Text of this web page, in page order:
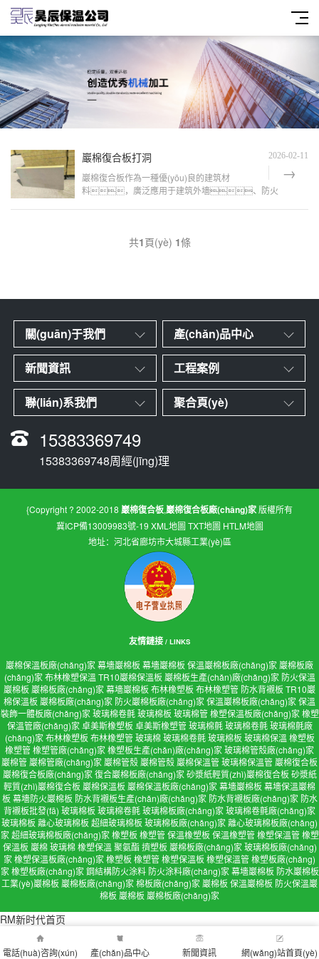
巖棉復合板打洞 2026-02-11
巖棉復合板作為一種優(yōu)良的建筑材
料，廣泛應用于建筑外墻、防火
共1頁(yè) 1條
關(guān)于我們 產(chǎn)品中心
新聞資訊 工程案例
聯(lián)系我們 聚合頁(yè)
15383369749
15383369748周經(jīng)理
{Copyright ? 2002-2018 巖棉復合板,巖棉復合板廠(chǎng)家版權所有
冀ICP備13009983號-19 XML地圖 TXT地圖 HTLM地圖
地址：河北省廊坊市大城縣工業(yè)區
友情鏈接 / LINKS
巖棉保溫板廠(chǎng)家幕墻巖棉板 幕墻巖棉板 保溫巖棉板廠(chǎng)家巖棉板廠
(chǎng)家 布林橡塑保溫 TR10巖棉保溫板 巖棉板生產(chǎn)廠(chǎng)家 防火保溫
巖棉板 巖棉板廠(chǎng)家幕墻巖棉板 布林橡塑板 布林橡塑管 防水背襯板 TR10巖
棉保溫板 巖棉板廠(chǎng)家 防火巖棉板廠(chǎng)家保溫巖棉板廠(chǎng)家保溫
裝飾一體板廠(chǎng)家 玻璃棉卷氈 玻璃棉板 玻璃棉管 橡塑保溫板廠(chǎng)家 橡塑
保溫管廠(chǎng)家 卓美斯橡塑板 卓美斯橡塑管 玻璃棉氈 玻璃棉卷氈 玻璃棉氈廠
(chǎng)家 布林橡塑板 布林橡塑管 玻璃棉 玻璃棉卷氈 玻璃棉板 玻璃棉保溫 橡塑板
橡塑管橡塑管廠(chǎng)家橡塑板生產(chǎn)廠(chǎng)家玻璃棉管殼廠(chǎng)家
巖棉管巖棉管廠(chǎng)家巖棉管殼巖棉管殼巖棉保溫管玻璃棉保溫管巖棉復合板
巖棉復合板廠(chǎng)家 復合巖棉板廠(chǎng)家 砂漿紙輕質(zhì)巖棉復合板 砂漿紙
輕質(zhì)巖棉復合板 巖棉保溫板 巖棉保溫板廠(chǎng)家幕墻巖棉板 幕墻保溫巖棉
板 幕墻防火巖棉板 防水背襯板生產(chǎn)廠(chǎng)家 防水背襯板廠(chǎng)家 防水
背襯板批發(fā) 玻璃棉板 玻璃棉卷氈玻璃棉板廠(chǎng)家玻璃棉卷氈廠(chǎng)家
玻璃棉板 離心玻璃棉板 超細玻璃棉板 玻璃棉板廠(chǎng)家離心玻璃棉板廠(chǎng)
家 超細玻璃棉板廠(chǎng)家 橡塑板 橡塑管 保溫橡塑板 保溫橡塑管 橡塑保溫管 橡塑
保溫板 巖棉 玻璃棉 橡塑保溫 聚氨酯 擠塑板 巖棉板廠(chǎng)家 玻璃棉板廠(chǎng)
家橡塑保溫板廠(chǎng)家橡塑板 橡塑管橡塑保溫板 橡塑保溫管橡塑板廠(chǎng)
家 橡塑板廠(chǎng)家 鋼結構防火涂料 防火涂料廠(chǎng)家 幕墻巖棉板 防水巖棉板
工業(yè)巖棉板 巖棉板廠(chǎng)家棉板廠(chǎng)家巖棉板 保溫巖棉板 防火保溫巖
棉板 巖棉板 巖棉板廠(chǎng)家
電話(huà)咨詢(xún) 產(chǎn)品中心 新聞資訊 網(wǎng)站首頁(yè)
RM新时代首页